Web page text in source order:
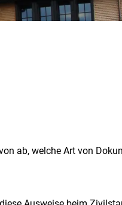
ab, welche Art von